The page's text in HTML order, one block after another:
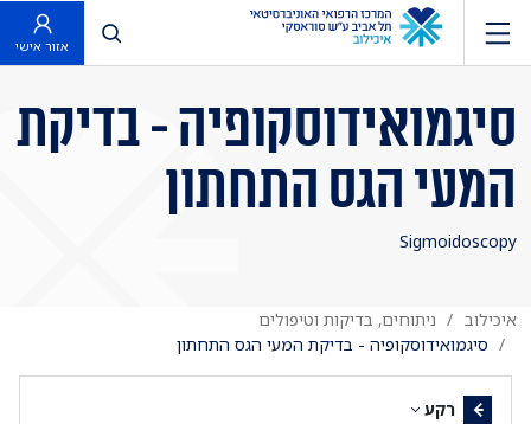
פתח חיפוש
אזור אישי
סיגמואידוסקופיה - בדיקת
המעי הגס התחתון
Sigmoidoscopy
איכילוב
ניתוחים, בדיקות וטיפולים
סיגמואידוסקופיה - בדיקת המעי הגס התחתון
רקע